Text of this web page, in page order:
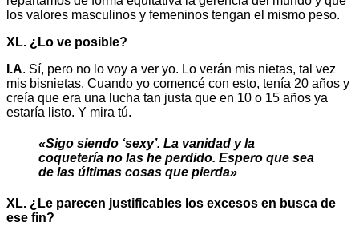
los valores masculinos y femeninos tengan el mismo peso.
XL. ¿Lo ve posible?
I.A. Sí, pero no lo voy a ver yo. Lo verán mis nietas, tal vez
mis bisnietas. Cuando yo comencé con esto, tenía 20 años y
creía que era una lucha tan justa que en 10 o 15 años ya
estaría listo. Y mira tú.
«Sigo siendo ‘sexy’. La vanidad y la
coquetería no las he perdido. Espero que sea
de las últimas cosas que pierda»
XL. ¿Le parecen justificables los excesos en busca de
ese fin?